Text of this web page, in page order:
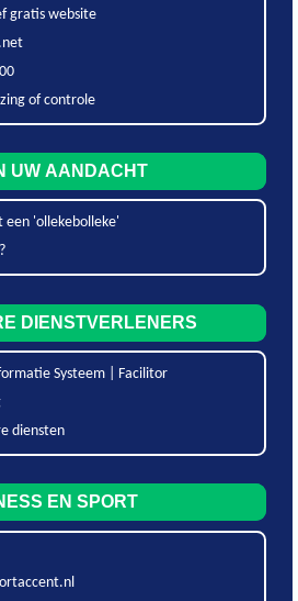
gratis website
of controle
UW AANDACHT
een 'ollekebolleke'
DIENSTVERLENERS
Systeem | Facilitor
diensten
EN SPORT